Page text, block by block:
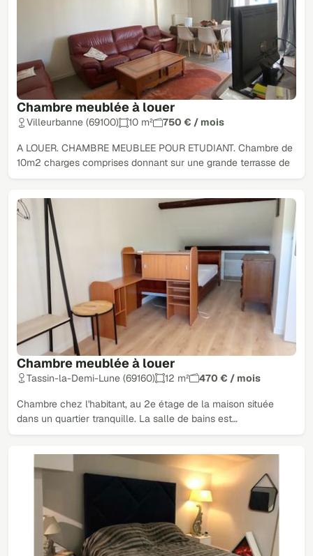
Chambre meublée à louer
Villeurbanne (69100) 10 m² 750 € / mois
A LOUER. CHAMBRE MEUBLEE POUR ETUDIANT. Chambre de
10m2 charges comprises donnant sur une grande terrasse de
Chambre meublée à louer
Tassin-la-Demi-Lune (69160) 12 m² 470 € / mois
Chambre chez l'habitant, au 2e étage de la maison située
dans un quartier tranquille. La salle de bains est…